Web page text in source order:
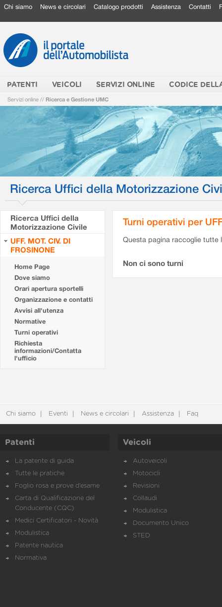
Chi siamo News e circolari Catalogo prodotti Assistenza Contatti
PATENTI VEICOLI SERVIZI ONLINE CODICE
Servizi online // Ricerca e Gestione UMC
Ricerca Uffici della Motorizzazione
Ricerca Uffici della
Motorizzazione Civile
UFF. MOT. CIV. DI
FROSINONE
Home Page
Dove siamo
Orari apertura sportelli
Organizzazione e contatti
Avvisi all'utenza
Normative
Turni operativi
Richiesta
informazioni/Contatta
l'ufficio
Turni operativi per
Questa pagina raccoglie tutte
Non ci sono turni
Chi siamo Eventi News e circolari Assistenza Faq
Patenti
La patente di guida
Tutte le pratiche
Foglio rosa e prove d’esame
Carta di Qualificazione del
Conducente (CQC)
Medici Certificatori - Novità
Modulistica
Patente nautica
Normativa
Veicoli
Autoveicoli
Motocicli
Revisioni
Collaudi
Modulistica
Documento Unico
STED